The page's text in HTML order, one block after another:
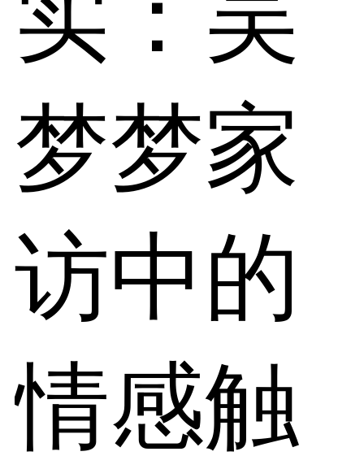
梦梦家
访中的
情感触